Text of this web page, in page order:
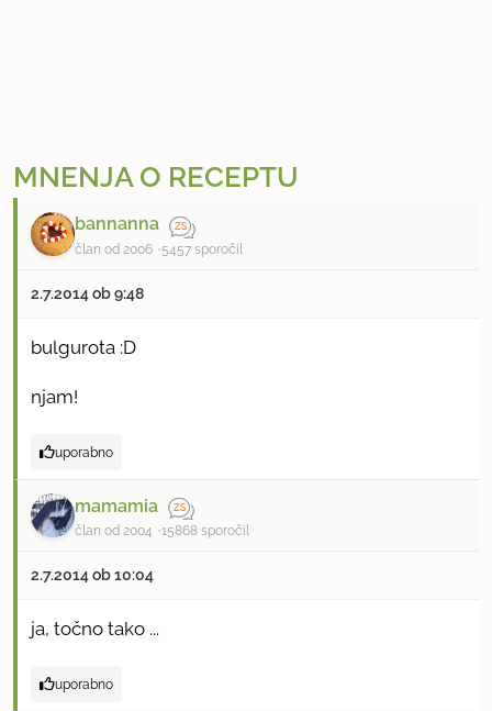
MNENJA O RECEPTU
bannanna
član od 2006 5457 sporočil
2.7.2014 ob 9:48
bulgurota :D
njam!
uporabno
mamamia
član od 2004 15868 sporočil
2.7.2014 ob 10:04
ja, točno tako ...
uporabno